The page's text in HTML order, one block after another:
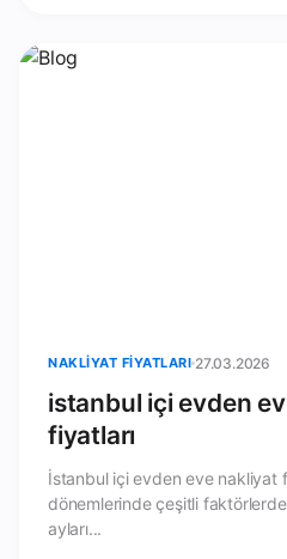
NAKLIYAT FIYATLARI 27.03.2026
istanbul içi evden
fiyatları
İstanbul içi evden eve nakliyat
dönemlerinde çeşitli
ayları...